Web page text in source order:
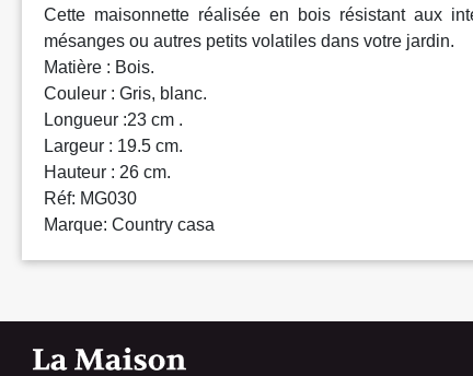
Cette maisonnette réalisée en bois résistant aux
mésanges ou autres petits volatiles dans votre jardin.
Matière : Bois.
Couleur : Gris, blanc.
Longueur :23 cm .
Largeur : 19.5 cm.
Hauteur : 26 cm.
Réf: MG030
Marque: Country casa